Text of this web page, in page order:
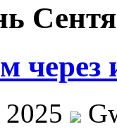
через